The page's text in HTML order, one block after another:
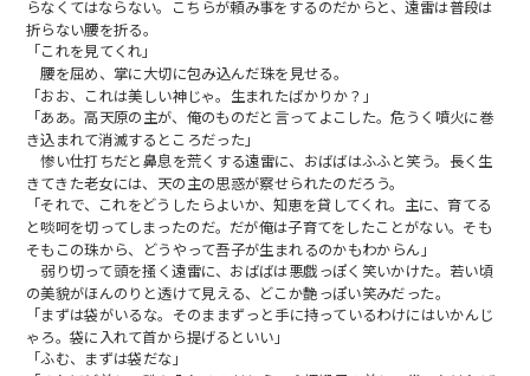
らなくてはならない。こちらが頼み事をするのだからと、遠雷は普段は
折らない腰を折る。
「これを見てくれ」
腰を屈め、掌に大切に包み込んだ珠を見せる。
「おお、これは美しい神じゃ。生まれたばかりか？」
「ああ。高天原の主が、俺のものだと言ってよこした。危うく噴火に巻
き込まれて消滅するところだった」
惨い仕打ちだと鼻息を荒くする遠雷に、おばばはふふと笑う。長く生
きてきた老女には、天の主の思惑が察せられたのだろう。
「それで、これをどうしたらよいか、知恵を貸してくれ。主に、育てる
と啖呵を切ってしまったのだ。だが俺は子育てをしたことがない。そも
そもこの珠から、どうやって吾子が生まれるのかもわからん」
弱り切って頭を掻く遠雷に、おばばは悪戯っぽく笑いかけた。若い頃
の美貌がほんのりと透けて見える、どこか艶っぽい笑みだった。
「まずは袋がいるな。そのままずっと手に持っているわけにはいかんじ
ゃろ。袋に入れて首から提げるといい」
「ふむ、まずは袋だな」